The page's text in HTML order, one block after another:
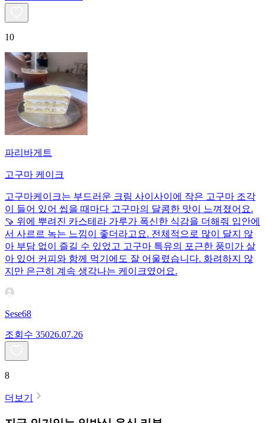
10
파리바게트
고구마 케이크
고구마케이크는 부드러운 크림 사이사이에 작은 고구마 조각
이 들어 있어 씹을 때마다 고구마의 달콤한 맛이 느껴졌어요.
🍠 위에 뿌려진 카스테라 가루가 폭신한 식감을 더해줘 입안에
서 사르르 녹는 느낌이 좋더라고요. 전체적으로 많이 달지 않
아 부담 없이 즐길 수 있었고 고구마 특유의 포근한 풍미가 살
아 있어 커피와 함께 먹기에도 잘 어울렸습니다. 화려하지 않
지만 은근히 계속 생각나는 케이크였어요.
Sese68
조회수 35026.07.26
8
더보기